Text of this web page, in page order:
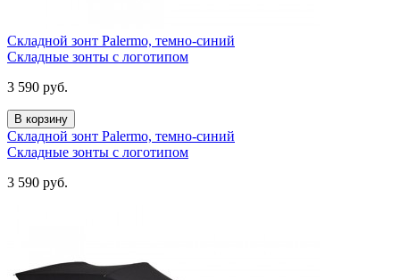
Складной зонт Palermo, темно-синий
Складные зонты с логотипом
3 590 руб.
В корзину
Складной зонт Palermo, темно-синий
Складные зонты с логотипом
3 590 руб.